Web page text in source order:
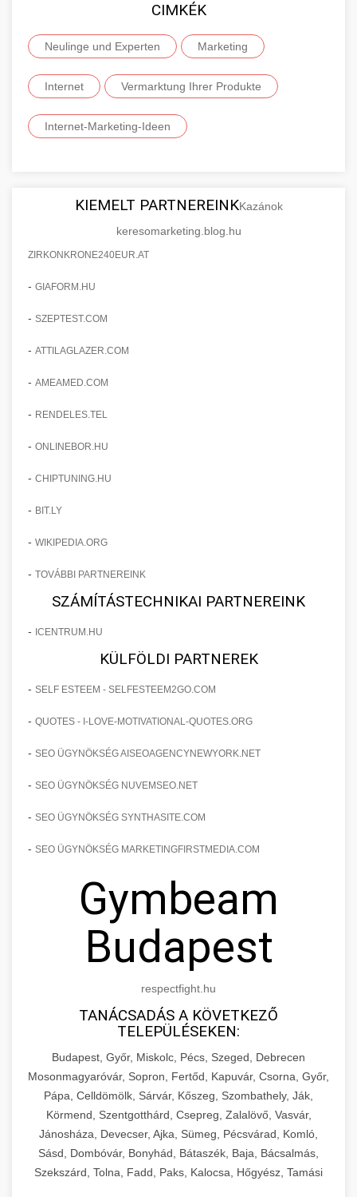
CIMKÉK
Neulinge und Experten Marketing
Internet Vermarktung Ihrer Produkte
Internet-Marketing-Ideen
KIEMELT PARTNEREINKKazánok
keresomarketing.blog.hu
ZIRKONKRONE240EUR.AT
- GIAFORM.HU
- SZEPTEST.COM
- ATTILAGLAZER.COM
- AMEAMED.COM
- RENDELES.TEL
- ONLINEBOR.HU
- CHIPTUNING.HU
- BIT.LY
- WIKIPEDIA.ORG
- TOVÁBBI PARTNEREINK
SZÁMÍTÁSTECHNIKAI PARTNEREINK
- ICENTRUM.HU
KÜLFÖLDI PARTNEREK
- SELF ESTEEM - SELFESTEEM2GO.COM
- QUOTES - I-LOVE-MOTIVATIONAL-QUOTES.ORG
- SEO ÜGYNÖKSÉG AISEOAGENCYNEWYORK.NET
- SEO ÜGYNÖKSÉG NUVEMSEO.NET
- SEO ÜGYNÖKSÉG SYNTHASITE.COM
- SEO ÜGYNÖKSÉG MARKETINGFIRSTMEDIA.COM
Gymbeam
Budapest
respectfight.hu
TANÁCSADÁS A KÖVETKEZŐ
TELEPÜLÉSEKEN:
Budapest, Győr, Miskolc, Pécs, Szeged, Debrecen
Mosonmagyaróvár, Sopron, Fertőd, Kapuvár, Csorna, Győr,
Pápa, Celldömölk, Sárvár, Kőszeg, Szombathely, Ják,
Körmend, Szentgotthárd, Csepreg, Zalalövő, Vasvár,
Jánosháza, Devecser, Ajka, Sümeg, Pécsvárad, Komló,
Sásd, Dombóvár, Bonyhád, Bátaszék, Baja, Bácsalmás,
Szekszárd, Tolna, Fadd, Paks, Kalocsa, Hőgyész, Tamási